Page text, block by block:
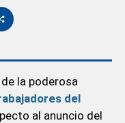
la poderosa
del
al anuncio del